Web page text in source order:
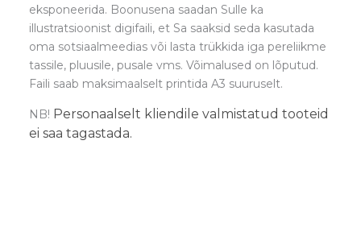
eksponeerida. Boonusena saadan Sulle ka
illustratsioonist digifaili, et Sa saaksid seda kasutada
oma sotsiaalmeedias või lasta trükkida iga pereliikme
tassile, pluusile, pusale vms. Võimalused on lõputud.
Faili saab maksimaalselt printida A3 suuruselt.
NB! Personaalselt kliendile valmistatud tooteid
ei saa tagastada.